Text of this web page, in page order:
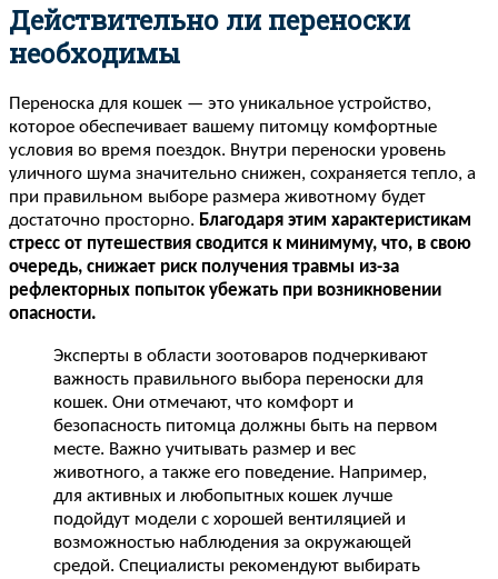
Действительно ли переноски
необходимы
Переноска для кошек — это уникальное устройство,
которое обеспечивает вашему питомцу комфортные
условия во время поездок. Внутри переноски уровень
уличного шума значительно снижен, сохраняется тепло, а
при правильном выборе размера животному будет
достаточно просторно. Благодаря этим характеристикам
стресс от путешествия сводится к минимуму, что, в свою
очередь, снижает риск получения травмы из-за
рефлекторных попыток убежать при возникновении
опасности.
Эксперты в области зоотоваров подчеркивают
важность правильного выбора переноски для
кошек. Они отмечают, что комфорт и
безопасность питомца должны быть на первом
месте. Важно учитывать размер и вес
животного, а также его поведение. Например,
для активных и любопытных кошек лучше
подойдут модели с хорошей вентиляцией и
возможностью наблюдения за окружающей
средой. Специалисты рекомендуют выбирать